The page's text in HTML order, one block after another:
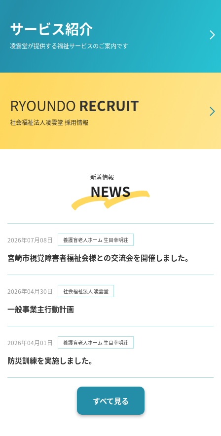
サービス紹介
凌雲堂が提供する福祉サービスのご案内です
RYOUNDO RECRUIT
社会福祉法人凌雲堂 採用情報
新着情報
NEWS
2026年07月08日 養護盲⽼⼈ホーム ⽣⽬幸明荘
宮崎市視覚障害者福祉会様との交流会を開催しました。
2026年04月30日 社会福祉法⼈ 凌雲堂
一般事業主行動計画
2026年04月01日 養護盲⽼⼈ホーム ⽣⽬幸明荘
防災訓練を実施しました。
すべて見る